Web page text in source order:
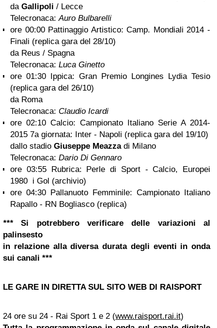
da Gallipoli / Lecce
Telecronaca:Auro Bulbarelli
ore 00:00 Pattinaggio Artistico: Camp. Mondiali 2014 -
Finali (replica gara del 28/10)
da Reus / Spagna
Telecronaca: Luca Ginetto
ore 01:30 Ippica: Gran Premio Longines Lydia Tesio
(replica gara del 26/10)
da Roma
Telecronaca: Claudio Icardi
ore 02:10 Calcio: Campionato Italiano Serie A 2014-
2015 7a giornata: Inter - Napoli (replica gara del 19/10)
dallo stadio Giuseppe Meazzadi Milano
Telecronaca: Dario Di Gennaro
ore 03:55 Rubrica: Perle di Sport - Calcio, Europei
1980 i Gol (archivio)
ore 04:30 Pallanuoto Femminile: Campionato Italiano
Rapallo - RN Bogliasco (replica)
***Si potrebbero verificare delle variazioni al
palinsesto
in relazione alla diversa durata degli eventi in onda
sui canali ***
LE GARE IN DIRETTA SUL SITO WEB DI RAISPORT
24 ore su 24 - Rai Sport 1 e 2 (www.raisport.rai.it)